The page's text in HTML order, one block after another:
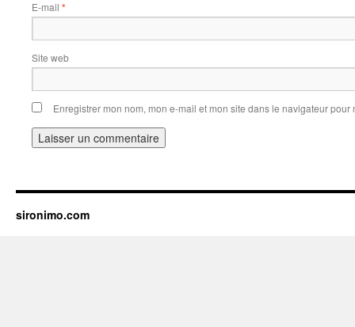
E-mail *
Site web
Enregistrer mon nom, mon e-mail et mon site dans le navigateur
sironimo.com